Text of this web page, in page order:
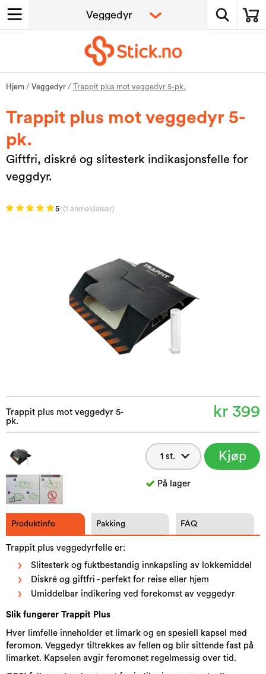
Hjem / Veggedyr / Trappit plus mot veggedyr 5-pk.
Trappit plus mot veggedyr 5-
pk.
Giftfri, diskré og slitesterk indikasjonsfelle for
veggdyr.
5 (1 anmeldelser)
Trappit plus mot veggedyr 5-
pk.
kr 399
Kjøp
På lager
Produktinfo Pakking FAQ
Trappit plus veggedyrfelle er:
Slitesterk og fuktbestandig innkapsling av lokkemiddel
Diskré og giftfri - perfekt for reise eller hjem
Umiddelbar indikering ved forekomst av veggedyr
Slik fungerer Trappit Plus
Hver limfelle inneholder et limark og en spesiell kapsel med
feromon. Veggedyr tiltrekkes av fellen og blir sittende fast på
limarket. Kapselen avgir feromonet regelmessig over tid.